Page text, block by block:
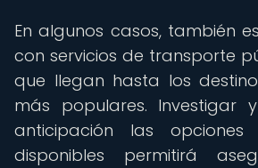
En algunos casos, también
con servicios de transporte
que llegan hasta los
más populares. Investigar
anticipación las
disponibles permitirá